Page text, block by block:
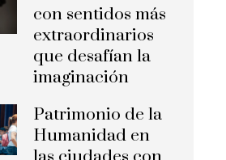
con sentidos más
extraordinarios
que desafían la
imaginación
Patrimonio de la
Humanidad en